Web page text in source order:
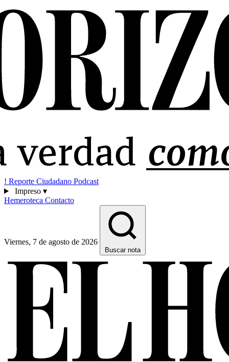
! Reporte Ciudadano Podcast
Impreso ▾
Hemeroteca Contacto
Viernes, 7 de agosto de 2026
Buscar nota